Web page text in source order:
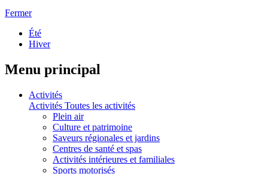
Fermer
Été
Hiver
Menu principal
Activités
Activités Toutes les activités
Plein air
Culture et patrimoine
Saveurs régionales et jardins
Centres de santé et spas
Activités intérieures et familiales
Sports motorisés